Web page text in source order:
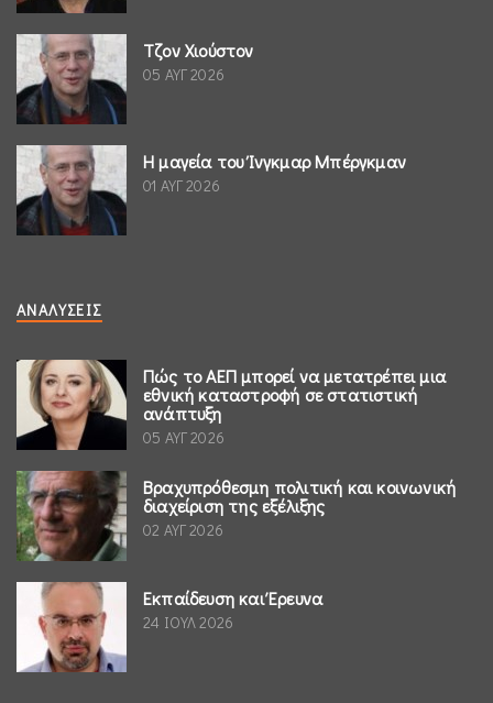
Τζον Χιούστον
05 ΑΥΓ 2026
Η μαγεία του Ίνγκμαρ Μπέργκμαν
01 ΑΥΓ 2026
ΑΝΑΛΎΣΕΙΣ
Πώς το ΑΕΠ μπορεί να μετατρέπει μια
εθνική καταστροφή σε στατιστική
ανάπτυξη
05 ΑΥΓ 2026
Βραχυπρόθεσμη πολιτική και κοινωνική
διαχείριση της εξέλιξης
02 ΑΥΓ 2026
Εκπαίδευση και Έρευνα
24 ΙΟΥΛ 2026